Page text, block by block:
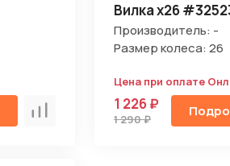
Сравнить
Вилка х26
Производитель: -
Размер колеса: 26
Цена при оплате
1 226 ₽
1 290 ₽